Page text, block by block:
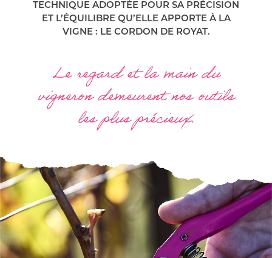
TECHNIQUE ADOPTÉE POUR SA PRÉCISION
ET L’ÉQUILIBRE QU’ELLE APPORTE À LA
VIGNE : LE CORDON DE ROYAT.
Le regard et la main du
vigneron demeurent nos outils
les plus précieux.